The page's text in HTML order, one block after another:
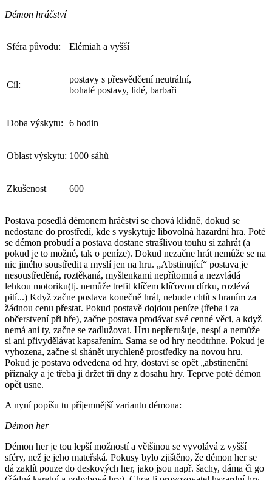
Démon hráčství
Sféra původu: Elémiah a vyšší
Cíl:
postavy s přesvědčení neutrální,
bohaté postavy, lidé, barbaři
Doba výskytu: 6 hodin
Oblast výskytu: 1000 sáhů
Zkušenost 600
Postava posedlá démonem hráčství se chová klidně, dokud se
nedostane do prostředí, kde s vyskytuje libovolná hazardní hra. Poté
se démon probudí a postava dostane strašlivou touhu si zahrát (a
pokud je to možné, tak o peníze). Dokud nezačne hrát nemůže se na
nic jiného soustředit a myslí jen na hru. „Abstinující“ postava je
nesoustředěná, roztěkaná, myšlenkami nepřítomná a nezvládá
lehkou motoriku(tj. nemůže trefit klíčem klíčovou dírku, rozlévá
pití...) Když začne postava konečně hrát, nebude chtít s hraním za
žádnou cenu přestat. Pokud postavě dojdou peníze (třeba i za
občerstvení při hře), začne postava prodávat své cenné věci, a když
nemá ani ty, začne se zadlužovat. Hru nepřerušuje, nespí a nemůže
si ani přivydělávat kapsařením. Sama se od hry neodtrhne. Pokud je
vyhozena, začne si shánět urychleně prostředky na novou hru.
Pokud je postava odvedena od hry, dostaví se opět „abstinenční
příznaky a je třeba ji držet tři dny z dosahu hry. Teprve poté démon
opět usne.
A nyní popíšu tu příjemnější variantu démona:
Démon her
Démon her je tou lepší možností a většinou se vyvolává z vyšší
sféry, než je jeho mateřská. Pokusy bylo zjištěno, že démon her se
dá zaklít pouze do deskových her, jako jsou např. šachy, dáma či go